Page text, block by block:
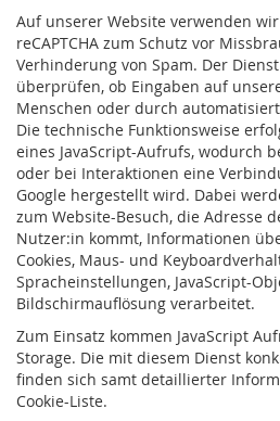
Auf unserer Website verwenden
reCAPTCHA zum Schutz vor
Verhinderung von Spam. Der
überprüfen, ob Eingaben auf
Menschen oder durch
Die technische Funktionsweise
eines JavaScript-Aufrufs, wodurch
oder bei Interaktionen eine
Google hergestellt wird. Dabei
zum Website-Besuch, die Adresse
Nutzer:in kommt, Informationen
Cookies, Maus- und
Spracheinstellungen, JavaScript-
Bildschirmauflösung verarbeitet.
Zum Einsatz kommen JavaScript
Storage. Die mit diesem Dienst
finden sich samt detaillierter
Cookie-Liste.